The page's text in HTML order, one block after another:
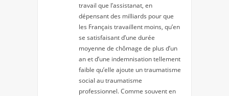
travail que l’assistanat, en
dépensant des milliards pour que
les Français travaillent moins, qu’en
se satisfaisant d’une durée
moyenne de chômage de plus d’un
an et d’une indemnisation tellement
faible qu’elle ajoute un traumatisme
social au traumatisme
professionnel. Comme souvent en